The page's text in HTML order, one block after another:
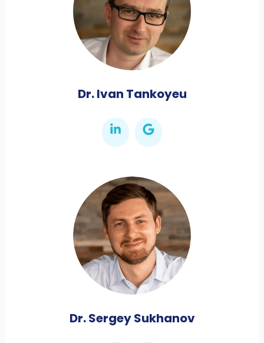
Dr. Ivan Tankoyeu
Dr. Sergey Sukhanov